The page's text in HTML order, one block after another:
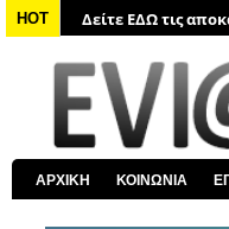
HOT
Δείτε ΕΔΩ τις
Δείτε ΕΔΩ όλα τα
Δείτε ΕΔΩ όλα τα
Δείτε ΕΔΩ όλα τα
Δείτε ΕΔΩ όλες
Δείτε ΕΔΩ όλα τα
ΑΡΧΙΚΗ ΚΟΙΝΩΝΙΑ